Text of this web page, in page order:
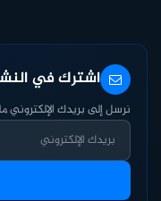
اشترك في
نرسل إلى بريدك